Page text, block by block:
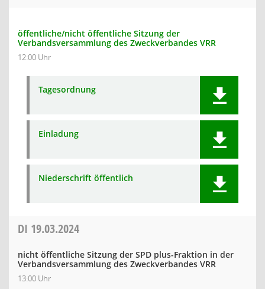
öffentliche/nicht öffentliche Sitzung der
Verbandsversammlung des Zweckverbandes VRR
12:00 Uhr
Tagesordnung
Einladung
Niederschrift öffentlich
DI 19.03.2024
nicht öffentliche Sitzung der SPD plus-Fraktion in der
Verbandsversammlung des Zweckverbandes VRR
13:00 Uhr